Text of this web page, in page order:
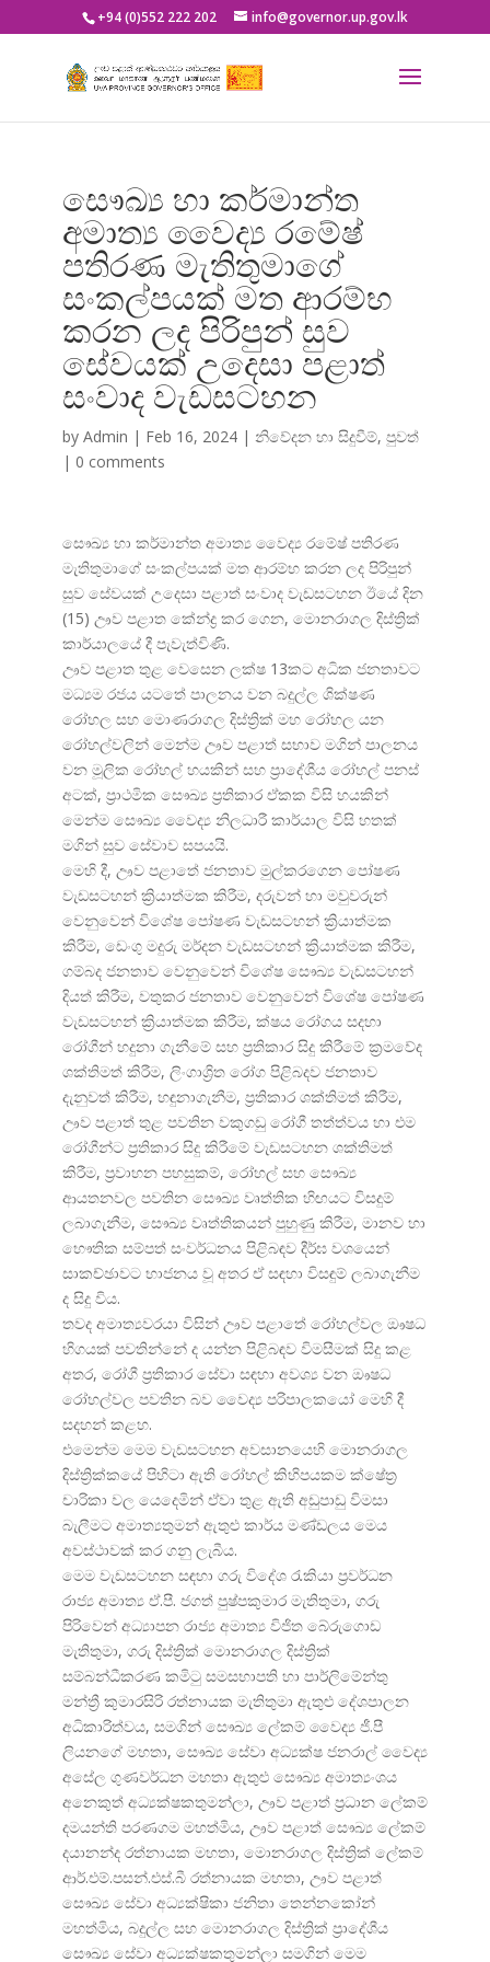
+94 (0)552 222 202 info@governor.up.gov.lk
සෞඛ්‍ය හා කර්මාන්ත
අමාත්‍ය වෛද්‍ය රමේෂ්
පතිරණ මැතිතුමාගේ
සංකල්පයක් මත ආරම්භ
කරන ලද පිරිපුන් සුව
සේවයක් උදෙසා පළාත්
සංවාද වැඩසටහන
by Admin | Feb 16, 2024| නිවේදන හා සිදුවීම්, පුවත්
| 0 comments
සෞඛ්ය හා කර්මාන්ත අමාත්ය වෛද්ය රමේෂ් පතිරණ
මැතිතුමාගේ සංකල්පයක් මත ආරම්භ කරන ලද පිරිපුන්
සුව සේවයක් උදෙසා පළාත් සංවාද වැඩසටහන ඊයේ දින
(15) ඌව පළාත කේන්ද්ර කර ගෙන, මොනරාගල දිස්ත්රික්
කාර්යාලයේ දී පැවැත්විණි.
ඌව පළාත තුළ වෙසෙන ලක්ෂ 13කට අධික ජනතාවට
මධ්යම රජය යටතේ පාලනය වන බදුල්ල ශික්ෂණ
රෝහල සහ මොණරාගල දිස්ත්රික් මහ රෝහල යන
රෝහල්වලින් මෙන්ම ඌව පළාත් සභාව මගින් පාලනය
වන මූලික රෝහල් හයකින් සහ ප්රාදේශීය රෝහල් පනස්
අටක්, ප්රාථමික සෞඛ්ය ප්රතිකාර ඒකක විසි හයකින්
මෙන්ම සෞඛ්ය වෛද්ය නිලධාරී කාර්යාල විසි හතක්
මගින් සුව සේවාව සපයයි.
මෙහි දී, ඌව පළාතේ ජනතාව මුල්කරගෙන පෝෂණ
වැඩසටහන් ක්රියාත්මක කිරීම, දරුවන් හා මවුවරුන්
වෙනුවෙන් විශේෂ පෝෂණ වැඩසටහන් ක්රියාත්මක
කිරීම, ඩෙංගු මදුරු මර්දන වැඩසටහන් ක්රියාත්මක කිරීම,
ගම්බද ජනතාව වෙනුවෙන් විශේෂ සෞඛ්ය වැඩසටහන්
දියත් කිරීම, වතුකර ජනතාව වෙනුවෙන් විශේෂ පෝෂණ
වැඩසටහන් ක්රියාත්මක කිරීම, ක්ෂය රෝගය සදහා
රෝගීන් හදුනා ගැනීමේ සහ ප්රතිකාර සිදු කිරීමේ ක්රමවේද
ශක්තිමත් කිරීම, ලිංගාශ්රිත රෝග පිළිබදව ජනතාව
දැනුවත් කිරීම, හඳුනාගැනීම, ප්රතිකාර ශක්තිමත් කිරීම,
ඌව පළාත් තුළ පවතින වකුගඩු රෝගී තත්ත්වය හා එම
රෝගීන්ට ප්රතිකාර සිදු කිරීමේ වැඩසටහන ශක්තිමත්
කිරීම, ප්රවාහන පහසුකම්, රෝහල් සහ සෞඛ්ය
ආයතනවල පවතින සෞඛ්ය වෘත්තික හිඟයට විසදුම්
ලබාගැනීම, සෞඛ්ය වෘත්තිකයන් පුහුණු කිරීම, මානව හා
භෞතික සම්පත් සංවර්ධනය පිළිබඳව දීර්ඝ වශයෙන්
සාකච්ඡාවට භාජනය වූ අතර ඒ සඳහා විසඳුම් ලබාගැනීම
ද සිදු විය.
තවද අමාත්යවරයා විසින් ඌව පළාතේ රෝහල්වල ඖෂධ
හිගයක් පවතින්නේ ද යන්න පිළිබඳව විමසීමක් සිදු කළ
අතර, රෝගී ප්රතිකාර සේවා සඳහා අවශ්ය වන ඖෂධ
රෝහල්වල පවතින බව වෛද්ය පරිපාලකයෝ මෙහි දී
සදහන් කළහ.
එමෙන්ම මෙම වැඩසටහන අවසානයෙහි මොනරාගල
දිස්ත්රික්කයේ පිහිටා ඇති රෝහල් කිහිපයකම ක්ෂේත්ර
චාරිකා වල යෙදෙමින් ඒවා තුළ ඇති අඩුපාඩු විමසා
බැලීමට අමාත්යතුමන් ඇතුළු කාර්ය මණ්ඩලය මෙය
අවස්ථාවක් කර ගනු ලැබීය.
මෙම වැඩසටහන සඳහා ගරු විදේශ රැකියා ප්රවර්ධන
රාජ්ය අමාත්ය ඒ.පී. ජගත් පුෂ්පකුමාර මැතිතුමා, ගරු
පිරිවෙන් අධ්යාපන රාජ්ය අමාත්ය විජිත බේරුගොඩ
මැතිතුමා, ගරු දිස්ත්රික් මොනරාගල දිස්ත්රික්
සම්බන්ධීකරණ කමිටු සමසභාපති හා පාර්ලිමේන්තු
මන්ත්රී කුමාරසිරි රත්නායක මැතිතුමා ඇතුළු දේශපාලන
අධිකාරිත්වය, සමගින් සෞඛ්ය ලේකම් වෛද්ය ජී.පී
ලියනගේ මහතා, සෞඛ්ය සේවා අධ්යක්ෂ ජනරාල් වෛද්ය
අසේල ගුණවර්ධන මහතා ඇතුළු සෞඛ්ය අමාත්යංශය
අනෙකුත් අධ්යක්ෂකතුමන්ලා, ඌව පළාත් ප්රධාන ලේකම්
දමයන්ති පරණගම මහත්මිය, ඌව පළාත් සෞඛ්ය ලේකම්
දයානන්ද රත්නායක මහතා, මොනරාගල දිස්ත්රික් ලේකම්
ආර්.එම්.පසන්.එස්.බී රත්නායක මහතා, ඌව පළාත්
සෞඛ්ය සේවා අධ්යක්ෂිකා ජනිතා තෙන්නකෝන්
මහත්මිය, බදුල්ල සහ මොනරාගල දිස්ත්රික් ප්රාදේශීය
සෞඛ්ය සේවා අධ්යක්ෂකතුමන්ලා සමගින් මෙම